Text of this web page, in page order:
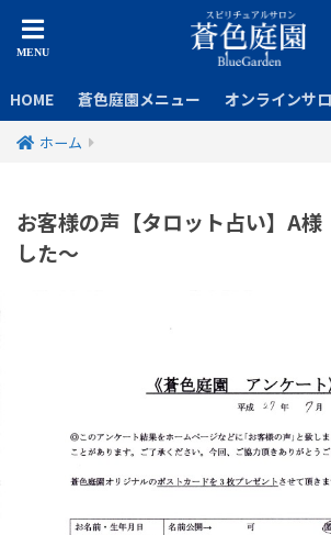
HOME 蒼色庭園メニュー オンラインサ
ホーム
お客様の声【タロット占い】A
した～